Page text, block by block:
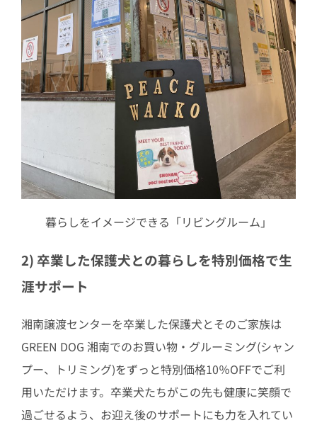
暮らしをイメージできる「リビングルーム」
2) 卒業した保護犬との暮らしを特別価格で生
涯サポート
湘南譲渡センターを卒業した保護犬とそのご家族は
GREEN DOG 湘南でのお買い物・グルーミング(シャン
プー、トリミング)をずっと特別価格10％OFFでご利
用いただけます。卒業犬たちがこの先も健康に笑顔で
過ごせるよう、お迎え後のサポートにも力を入れてい